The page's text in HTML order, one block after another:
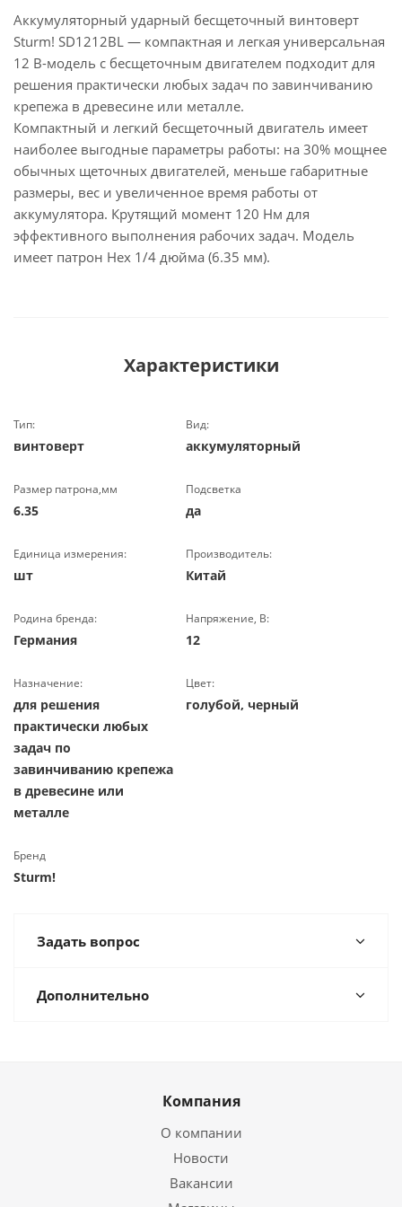
Аккумуляторный ударный бесщеточный винтоверт
Sturm! SD1212BL — компактная и легкая универсальная
12 В-модель с бесщеточным двигателем подходит для
решения практически любых задач по завинчиванию
крепежа в древесине или металле.
Компактный и легкий бесщеточный двигатель имеет
наиболее выгодные параметры работы: на 30% мощнее
обычных щеточных двигателей, меньше габаритные
размеры, вес и увеличенное время работы от
аккумулятора. Крутящий момент 120 Нм для
эффективного выполнения рабочих задач. Модель
имеет патрон Hex 1/4 дюйма (6.35 мм).
Характеристики
Тип:
винтоверт
Вид:
аккумуляторный
Размер патрона,мм
6.35
Подсветка
да
Единица измерения:
шт
Производитель:
Китай
Родина бренда:
Германия
Напряжение, В:
12
Назначение:
для решения
практически любых
задач по
завинчиванию крепежа
в древесине или
металле
Цвет:
голубой, черный
Бренд
Sturm!
Задать вопрос
Дополнительно
Компания
О компании
Новости
Вакансии